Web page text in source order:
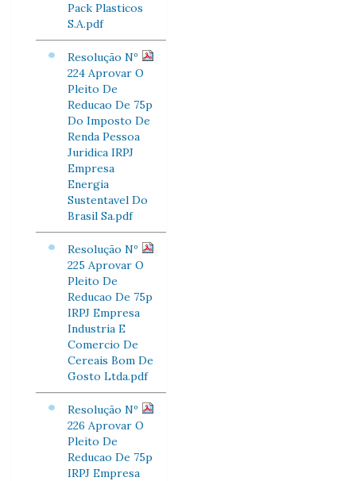
Pack Plasticos
S.A.pdf
Resolução Nº
224 Aprovar O
Pleito De
Reducao De 75p
Do Imposto De
Renda Pessoa
Juridica IRPJ
Empresa
Energia
Sustentavel Do
Brasil Sa.pdf
Resolução Nº
225 Aprovar O
Pleito De
Reducao De 75p
IRPJ Empresa
Industria E
Comercio De
Cereais Bom De
Gosto Ltda.pdf
Resolução Nº
226 Aprovar O
Pleito De
Reducao De 75p
IRPJ Empresa